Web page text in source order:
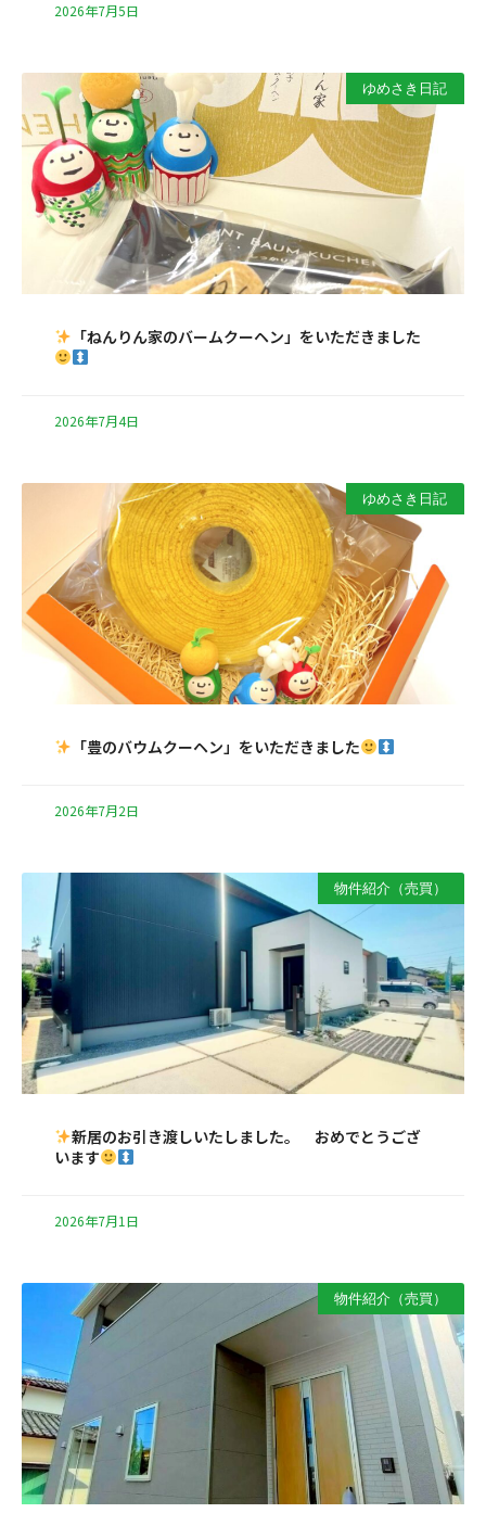
2026年7月5日
ゆめさき日記
「ねんりん家のバームクーヘン」をいただきました
2026年7月4日
ゆめさき日記
「豊のバウムクーヘン」をいただきました
2026年7月2日
物件紹介（売買）
新居のお引き渡しいたしました。 おめでとうござ
います
2026年7月1日
物件紹介（売買）